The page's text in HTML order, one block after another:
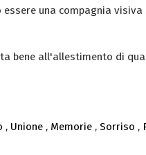
essere una compagnia
bene all'allestimento di
Unione , Memorie , Sorriso ,